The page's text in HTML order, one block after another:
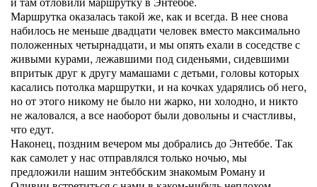
Маршрутка оказалась такой же, как и всегда. В нее снова
набилось не меньше двадцати человек вместо максимально
положенных четырнадцати, и мы опять ехали в соседстве с
живыми курами, лежавшими под сиденьями, сидевшими
впритык друг к другу мамашами с детьми, головы которых
касались потолка маршрутки, и на кочках ударялись об него,
но от этого никому не было ни жарко, ни холодно, и никто
не жаловался, а все наоборот были довольны и счастливы,
что едут.
Наконец, поздним вечером мы добрались до Энтеббе. Так
как самолет у нас отправлялся только ночью, мы
предложили нашим энтеббским знакомым Роману и